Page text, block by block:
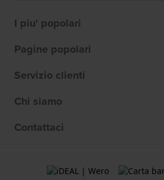
I piu' popolari
Pagine popolari
Servizio clienti
Chi siamo
Contattaci